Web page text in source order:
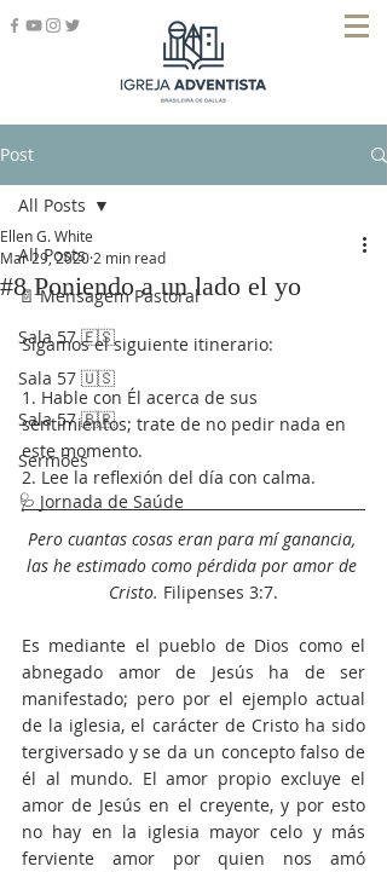
Post
All Posts
📄 Mensagem Pastoral
Sala 57 🇪🇸
Sala 57 🇺🇸
Sala 57 🇧🇷
Sermões
🩺 Jornada de Saúde
All Posts
#8 Poniendo a un lado el yo
Ellen G. White
Mar 29, 2020 2 min read
Sigamos el siguiente itinerario:
1. Hable con Él acerca de sus
sentimientos; trate de no pedir nada en
este momento.
2. Lee la reflexión del día con calma.
Pero cuantas cosas eran para mí ganancia,
las he estimado como pérdida por amor de
Cristo. Filipenses 3:7.
Es mediante el pueblo de Dios como el
abnegado amor de Jesús ha de ser
manifestado; pero por el ejemplo actual
de la iglesia, el carácter de Cristo ha sido
tergiversado y se da un concepto falso de
él al mundo. El amor propio excluye el
amor de Jesús en el creyente, y por esto
no hay en la iglesia mayor celo y más
ferviente amor por quien nos amó